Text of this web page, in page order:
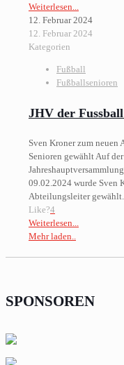
Weiterlesen...
12. Februar 2024
12. Februar 2024
Kategorien
Fußball
Fußballsenioren
JHV der
Sven Kroner zum
Senioren gewählt Auf
09.02.2024 wurde Sven
Abteilungsleiter gewählt.
Like?4
Weiterlesen...
Mehr laden..
SPONSOREN